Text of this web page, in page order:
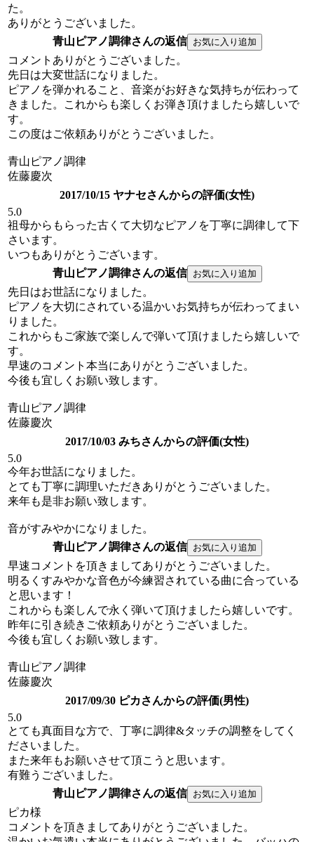
た。
ありがとうございました。
青山ピアノ調律さんの返信
コメントありがとうございました。
先日は大変世話になりました。
ピアノを弾かれること、音楽がお好きな気持ちが伝わって
きました。これからも楽しくお弾き頂けましたら嬉しいで
す。
この度はご依頼ありがとうございました。
青山ピアノ調律
佐藤慶次
2017/10/15 ヤナセさんからの評価(女性)
5.0
祖母からもらった古くて大切なピアノを丁寧に調律して下
さいます。
いつもありがとうございます。
青山ピアノ調律さんの返信
先日はお世話になりました。
ピアノを大切にされている温かいお気持ちが伝わってまい
りました。
これからもご家族で楽しんで弾いて頂けましたら嬉しいで
す。
早速のコメント本当にありがとうございました。
今後も宜しくお願い致します。
青山ピアノ調律
佐藤慶次
2017/10/03 みちさんからの評価(女性)
5.0
今年お世話になりました。
とても丁寧に調理いただきありがとうございました。
来年も是非お願い致します。
音がすみやかになりました。
青山ピアノ調律さんの返信
早速コメントを頂きましてありがとうございました。
明るくすみやかな音色が今練習されている曲に合っている
と思います！
これからも楽しんで永く弾いて頂けましたら嬉しいです。
昨年に引き続きご依頼ありがとうございました。
今後も宜しくお願い致します。
青山ピアノ調律
佐藤慶次
2017/09/30 ピカさんからの評価(男性)
5.0
とても真面目な方で、丁寧に調律&タッチの調整をしてく
ださいました。
また来年もお願いさせて頂こうと思います。
有難うございました。
青山ピアノ調律さんの返信
ピカ様
コメントを頂きましてありがとうございました。